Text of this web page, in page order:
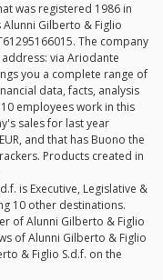
was registered 1986 in
Gilberto & Figlio
The company
via Ariodante
you a complete range of
data, facts, analysis
employees work in this
sales for last year
and that has Buono the
Products created in
is Executive, Legislative &
10 other destinations.
of Alunni Gilberto & Figlio
of Alunni Gilberto & Figlio
& Figlio S.d.f. on the